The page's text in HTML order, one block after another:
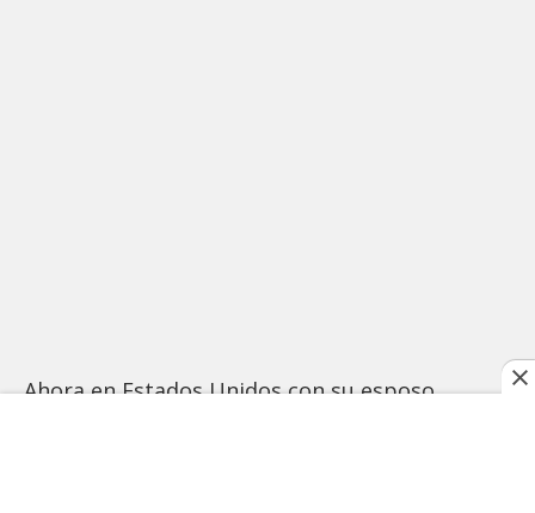
Ahora en Estados Unidos con su esposo